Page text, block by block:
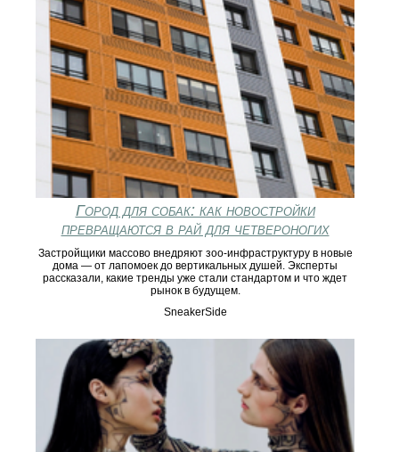
Город для собак: как новостройки
превращаются в рай для четвероногих
Застройщики массово внедряют зоо-инфраструктуру в новые
дома — от лапомоек до вертикальных душей. Эксперты
рассказали, какие тренды уже стали стандартом и что ждет
рынок в будущем.
SneakerSide